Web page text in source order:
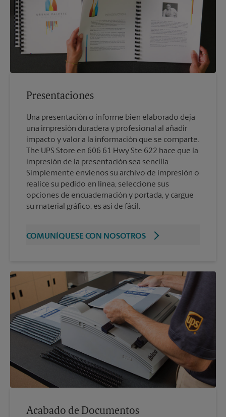
Presentaciones
Una presentación o informe bien elaborado deja
una impresión duradera y profesional al añadir
impacto y valor a la información que se comparte.
The UPS Store en 606 61 Hwy Ste 622 hace que la
impresión de la presentación sea sencilla.
Simplemente envíenos su archivo de impresión o
realice su pedido en línea, seleccione sus
opciones de encuadernación y portada, y cargue
su material gráfico; es así de fácil.
COMUNÍQUESE CON NOSOTROS
Acabado de Documentos